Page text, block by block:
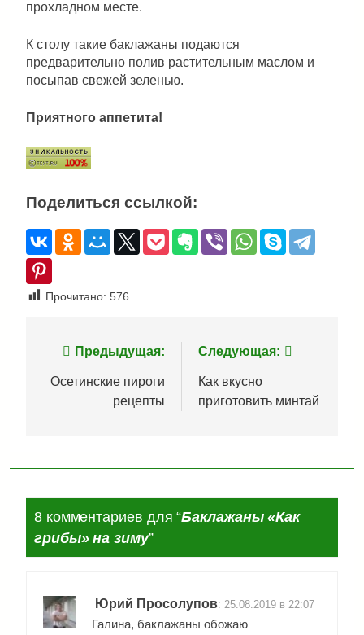
прохладном месте.
К столу такие баклажаны подаются
предварительно полив растительным маслом и
посыпав свежей зеленью.
Приятного аппетита!
Поделиться ссылкой:
Прочитано: 576
Навигация
по
записям
Предыдущая:
Осетинские пироги
рецепты
Следующая:
Как вкусно
приготовить минтай
8 комментариев для “Баклажаны «Как
грибы» на зиму”
Юрий Просолупов: 25.08.2019 в 22:07
Галина, баклажаны обожаю